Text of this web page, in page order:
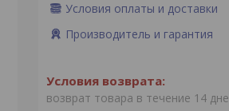
Условия оплаты и доставки
Производитель и гарантия
возврат товара в течение 14